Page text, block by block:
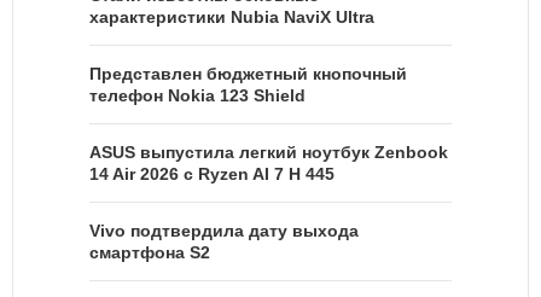
характеристики Nubia NaviX Ultra
Представлен бюджетный кнопочный
телефон Nokia 123 Shield
ASUS выпустила легкий ноутбук Zenbook
14 Air 2026 с Ryzen AI 7 H 445
Vivo подтвердила дату выхода
смартфона S2